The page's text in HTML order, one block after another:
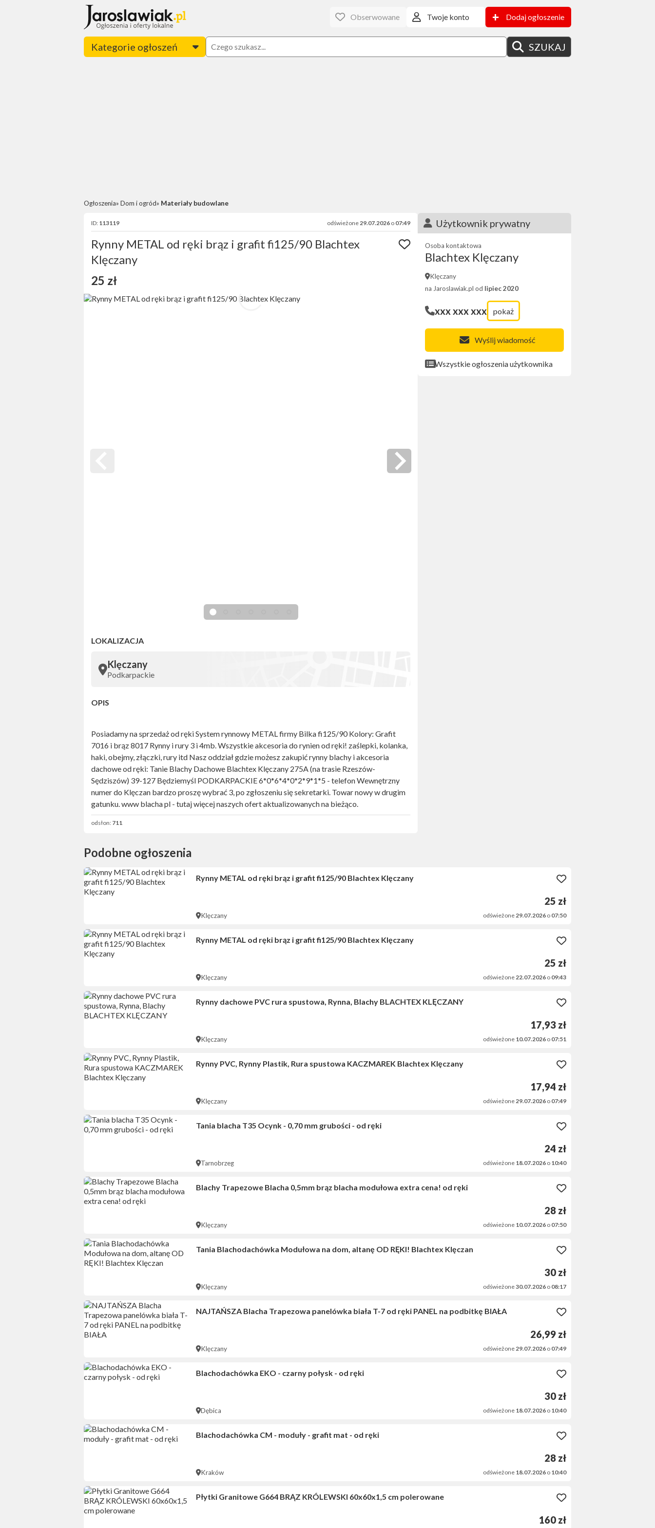
Obserwowane Twoje konto + Dodaj ogłoszenie
Kategorie ogłoszeń SZUKAJ
Ogłoszenia Dom i ogród Materiały budowlane
ID: 113119 odświeżone29.07.2026 o 07:49
Rynny METAL od ręki brąz i grafit fi125/90 Blachtex
Klęczany
25 zł
LOKALIZACJA
Klęczany
Podkarpackie
OPIS
Posiadamy na sprzedaż od ręki System rynnowy METAL firmy Bilka fi125/90 Kolory: Grafit
7016 i brąz 8017 Rynny i rury 3 i 4mb. Wszystkie akcesoria do rynien od ręki! zaślepki, kolanka,
haki, obejmy, złączki, rury itd Nasz oddział gdzie możesz zakupić rynny blachy i akcesoria
dachowe od ręki: Tanie Blachy Dachowe Blachtex Klęczany 275A (na trasie Rzeszów-
Sędziszów) 39-127 Będziemyśl PODKARPACKIE 6*0*6*4*0*2*9*1*5 - telefon Wewnętrzny
numer do Klęczan bardzo proszę wybrać 3, po zgłoszeniu się sekretarki. Towar nowy w drugim
gatunku. www blacha pl - tutaj więcej naszych ofert aktualizowanych na bieżąco.
odsłon: 711
Użytkownik prywatny
Osoba kontaktowa
Blachtex Klęczany
Klęczany
na Jaroslawiak.pl od lipiec 2020
xxx xxx xxx pokaż
Wyślij wiadomość
Wszystkie ogłoszenia użytkownika
Podobne ogłoszenia
Rynny METAL od ręki brąz i grafit fi125/90 Blachtex Klęczany
25 zł
Klęczany odświeżone29.07.2026 o 07:50
Rynny METAL od ręki brąz i grafit fi125/90 Blachtex Klęczany
25 zł
Klęczany odświeżone22.07.2026 o 09:43
Rynny dachowe PVC rura spustowa, Rynna, Blachy BLACHTEX KLĘCZANY
17,93 zł
Klęczany odświeżone 10.07.2026 o 07:51
Rynny PVC, Rynny Plastik, Rura spustowa KACZMAREK Blachtex Klęczany
17,94 zł
Klęczany odświeżone29.07.2026 o 07:49
Tania blacha T35 Ocynk - 0,70 mm grubości - od ręki
24 zł
Tarnobrzeg odświeżone 18.07.2026 o 10:40
Blachy Trapezowe Blacha 0,5mm brąz blacha modułowa extra cena! od ręki
28 zł
Klęczany odświeżone 10.07.2026 o 07:50
Tania Blachodachówka Modułowa na dom, altanę OD RĘKI! Blachtex Klęczan
30 zł
Klęczany odświeżone30.07.2026 o 08:17
NAJTAŃSZA Blacha Trapezowa panelówka biała T-7 od ręki PANEL na podbitkę BIAŁA
26,99 zł
Klęczany odświeżone29.07.2026 o 07:49
Blachodachówka EKO - czarny połysk - od ręki
30 zł
Dębica odświeżone 18.07.2026 o 10:40
Blachodachówka CM - moduły - grafit mat - od ręki
28 zł
Kraków odświeżone 18.07.2026 o 10:40
Płytki Granitowe G664 BRĄZ KRÓLEWSKI 60x60x1,5 cm polerowane
160 zł